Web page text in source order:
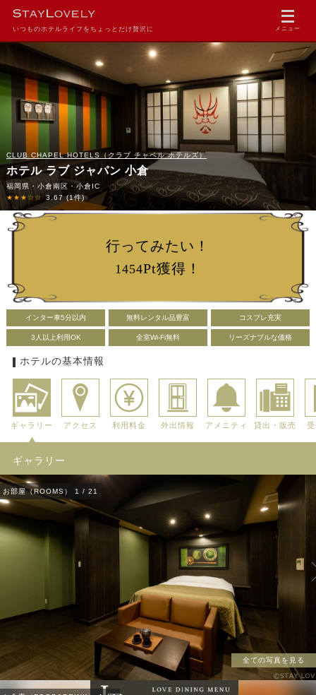
いつものホテルライフをちょっとだけ贅沢に メニュー
CLUB CHAPEL HOTELS（クラブ チャペル ホテルズ）
ホテル ラブ ジャパン 小倉
福岡県・小倉南区・小倉IC
★★★☆☆
3.67 (1件)
行ってみたい！
1454Pt獲得！
インター車5分以内 無料レンタル品豊富 コスプレ充実
3人以上利用OK 全室Wi-Fi無料 リーズナブルな価格
ホテルの基本情報
ギャラリー アクセス 利用料金 外出情報 アメニティ 貸出・販売
ギャラリー
お部屋（ROOMS） 1 / 21
全ての写真を見る